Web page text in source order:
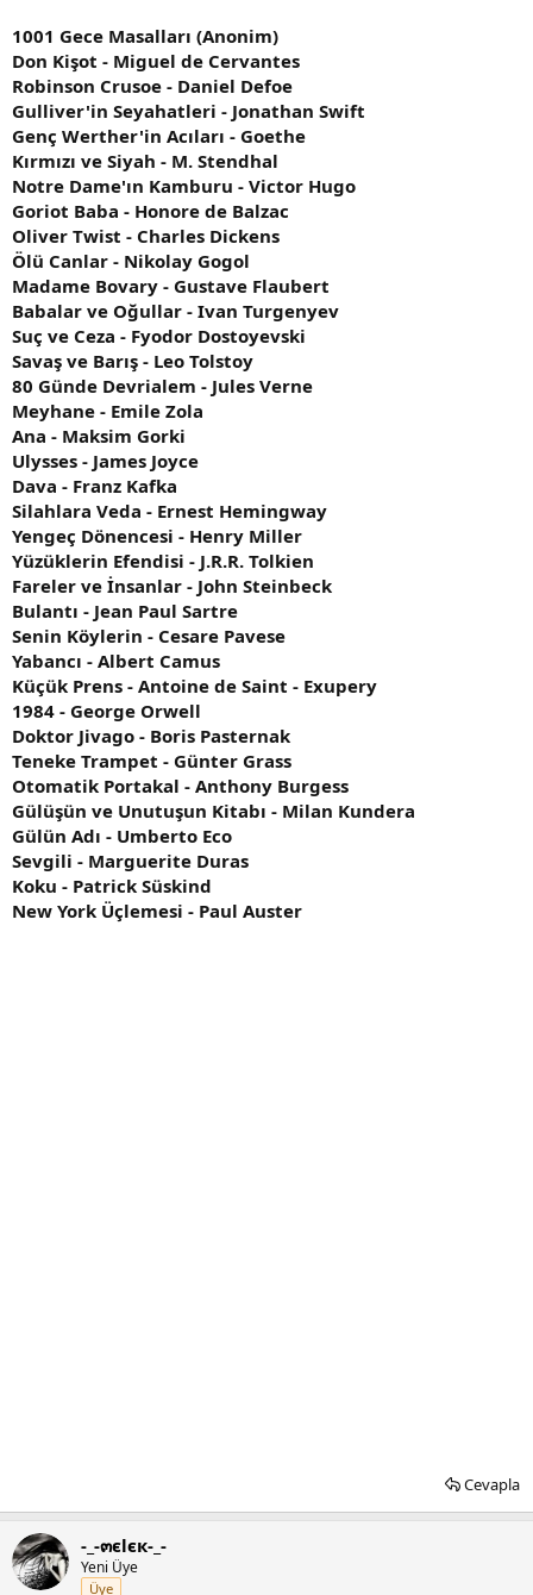
1001 Gece Masalları (Anonim)
Don Kişot - Miguel de Cervantes
Robinson Crusoe - Daniel Defoe
Gulliver'in Seyahatleri - Jonathan Swift
Genç Werther'in Acıları - Goethe
Kırmızı ve Siyah - M. Stendhal
Notre Dame'ın Kamburu - Victor Hugo
Goriot Baba - Honore de Balzac
Oliver Twist - Charles Dickens
Ölü Canlar - Nikolay Gogol
Madame Bovary - Gustave Flaubert
Babalar ve Oğullar - Ivan Turgenyev
Suç ve Ceza - Fyodor Dostoyevski
Savaş ve Barış - Leo Tolstoy
80 Günde Devrialem - Jules Verne
Meyhane - Emile Zola
Ana - Maksim Gorki
Ulysses - James Joyce
Dava - Franz Kafka
Silahlara Veda - Ernest Hemingway
Yengeç Dönencesi - Henry Miller
Yüzüklerin Efendisi - J.R.R. Tolkien
Fareler ve İnsanlar - John Steinbeck
Bulantı - Jean Paul Sartre
Senin Köylerin - Cesare Pavese
Yabancı - Albert Camus
Küçük Prens - Antoine de Saint - Exupery
1984 - George Orwell
Doktor Jivago - Boris Pasternak
Teneke Trampet - Günter Grass
Otomatik Portakal - Anthony Burgess
Gülüşün ve Unutuşun Kitabı - Milan Kundera
Gülün Adı - Umberto Eco
Sevgili - Marguerite Duras
Koku - Patrick Süskind
New York Üçlemesi - Paul Auster
Cevapla
-_-๓єlєк-_-
Yeni Üye
Üye